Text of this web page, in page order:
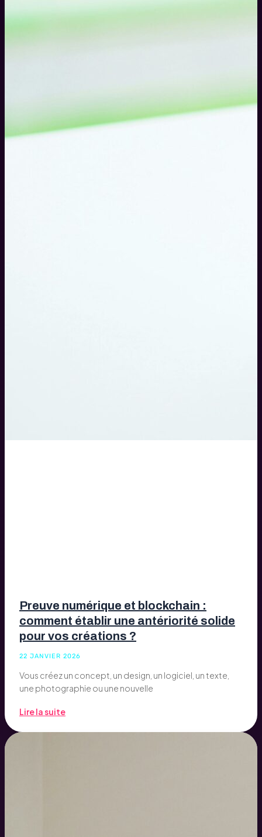
Preuve numérique et blockchain :
comment établir une antériorité solide
pour vos créations ?
22 JANVIER 2026
Vous créez un concept, un design, un logiciel, un texte,
une photographie ou une nouvelle
Lire la suite